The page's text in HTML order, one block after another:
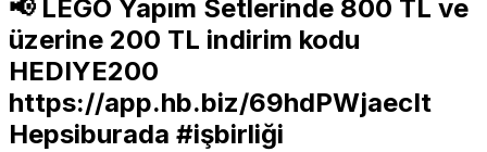
📢 LEGO Yapım Setlerinde 800 TL ve
üzerine 200 TL indirim kodu
HEDIYE200
https://app.hb.biz/69hdPWjaecIt
Hepsiburada #işbirliği